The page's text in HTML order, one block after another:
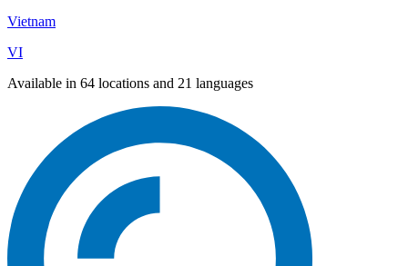
Vietnam
VI
Available in 64 locations and 21 languages